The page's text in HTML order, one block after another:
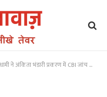
अंकिता भंडारी प्रकरण में CBI जांच की संस्तुति की